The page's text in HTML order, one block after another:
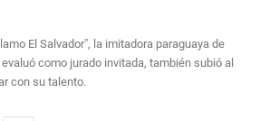
El Salvador”, la imitadora paraguaya de
como jurado invitada, también subió al
con su talento.